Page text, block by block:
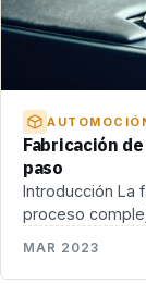
Fabricación
paso
Introducción La
proceso
MAR 2023